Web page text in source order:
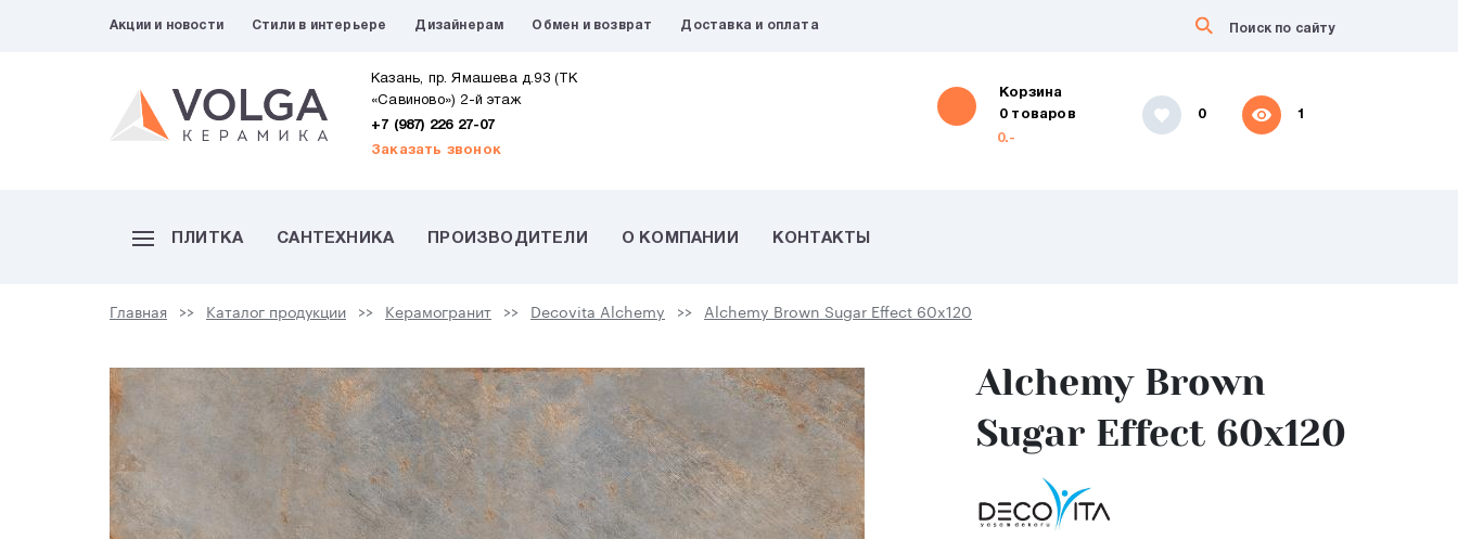
Акции и новости Стили в интерьере Дизайнерам Обмен и возврат Доставка и оплата
Казань, пр. Ямашева д.93 (ТК
«Савиново») 2-й этаж
+7 (987) 226 27-07
Заказать звонок
Корзина
0 товаров
0.-
0 1
ПЛИТКА САНТЕХНИКА ПРОИЗВОДИТЕЛИ О КОМПАНИИ КОНТАКТЫ
Главная Каталог продукции Керамогранит Decovita Alchemy Alchemy Brown Sugar Effect 60x120
Alchemy Brown
Sugar Effect 60x120